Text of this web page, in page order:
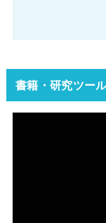
書籍・研究ツー